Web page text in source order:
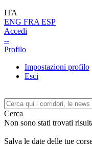
ITA
ENG FRA ESP
Accedi
--
Profilo
Impostazioni profilo
Esci
Cerca
Non sono stati trovati
Salva le date delle tue